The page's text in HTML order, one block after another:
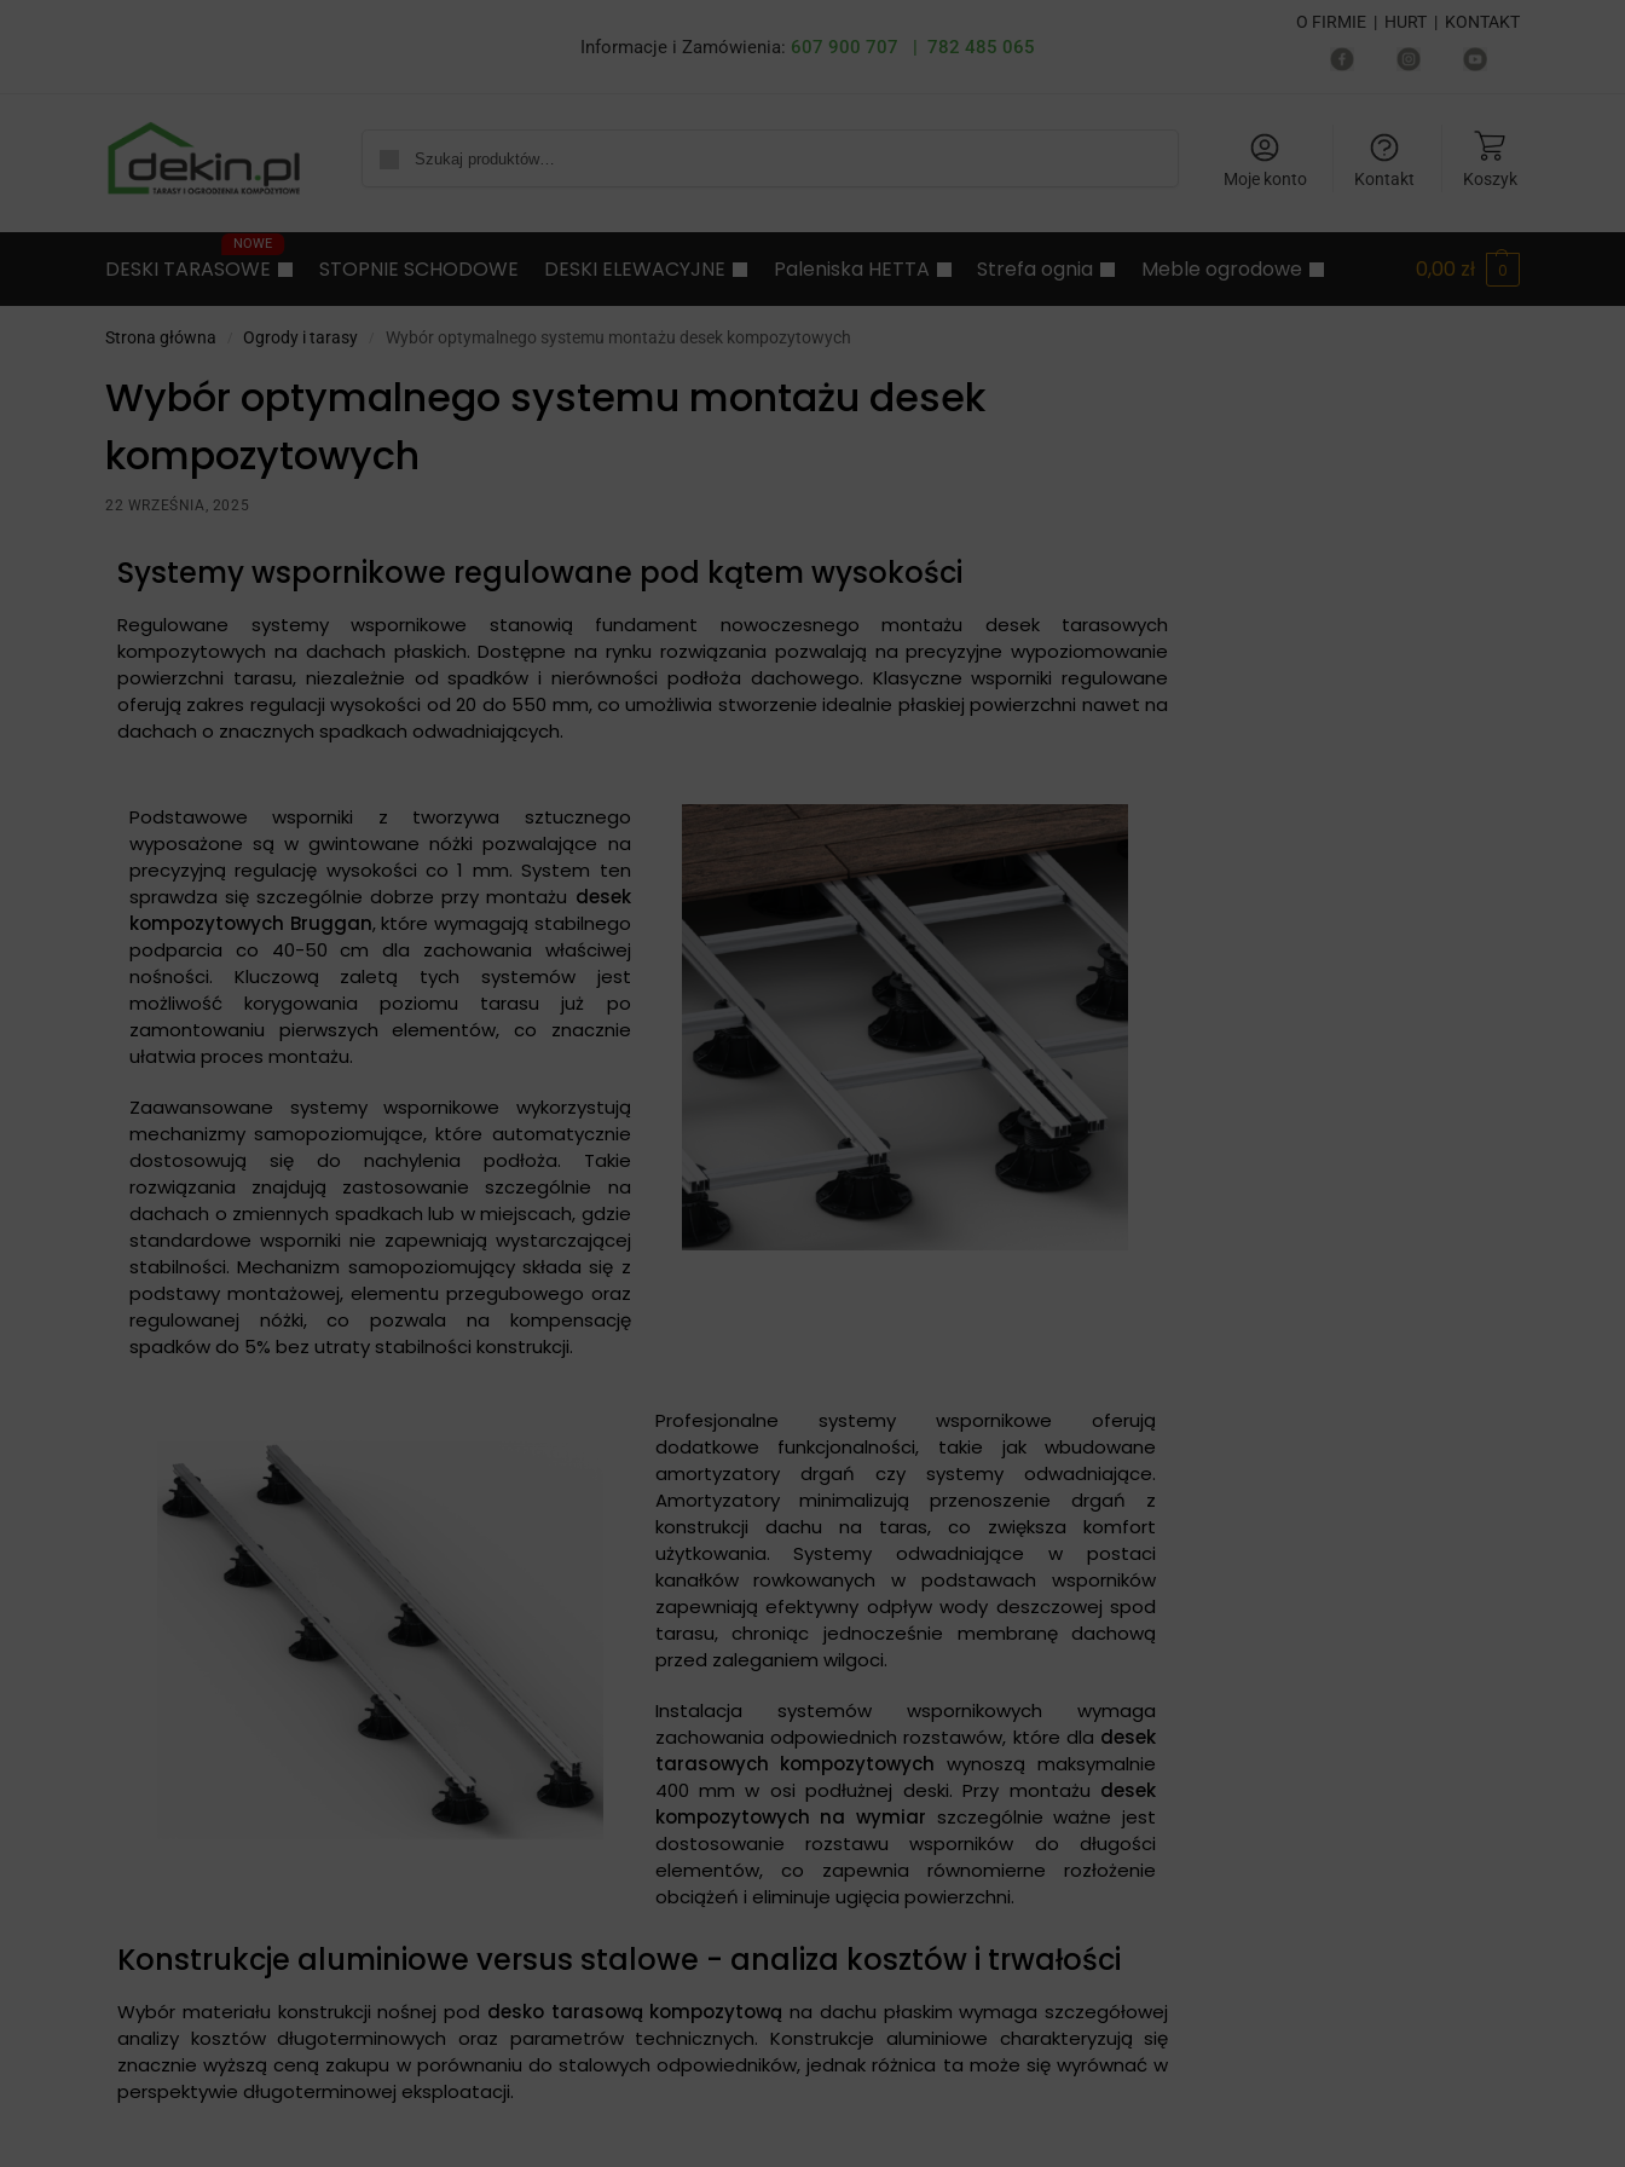
Informacje i Zamówienia: 607 900 707 | 782 485 065
O FIRMIE | HURT | KONTAKT
Moje konto Kontakt Koszyk
DESKI TARASOWE STOPNIE SCHODOWE DESKI ELEWACYJNE Paleniska HETTA Strefa ognia Meble ogrodowe 0,00 zł 0
Strona główna Ogrody i tarasy Wybór optymalnego systemu montażu desek kompozytowych
Wybór optymalnego systemu montażu desek
kompozytowych
22 WRZEŚNIA, 2025
Systemy wspornikowe regulowane pod kątem wysokości
Regulowane systemy wspornikowe stanowią fundament nowoczesnego montażu desek tarasowych
kompozytowych na dachach płaskich. Dostępne na rynku rozwiązania pozwalają na precyzyjne wypoziomowanie
powierzchni tarasu, niezależnie od spadków i nierówności podłoża dachowego. Klasyczne wsporniki regulowane
oferują zakres regulacji wysokości od 20 do 550 mm, co umożliwia stworzenie idealnie płaskiej powierzchni nawet na
dachach o znacznych spadkach odwadniających.
Podstawowe wsporniki z tworzywa sztucznego
wyposażone są w gwintowane nóżki pozwalające na
precyzyjną regulację wysokości co 1 mm. System ten
sprawdza się szczególnie dobrze przy montażu desek
kompozytowych Bruggan, które wymagają stabilnego
podparcia co 40-50 cm dla zachowania właściwej
nośności. Kluczową zaletą tych systemów jest
możliwość korygowania poziomu tarasu już po
zamontowaniu pierwszych elementów, co znacznie
ułatwia proces montażu.
Zaawansowane systemy wspornikowe wykorzystują
mechanizmy samopoziomujące, które automatycznie
dostosowują się do nachylenia podłoża. Takie
rozwiązania znajdują zastosowanie szczególnie na
dachach o zmiennych spadkach lub w miejscach, gdzie
standardowe wsporniki nie zapewniają wystarczającej
stabilności. Mechanizm samopoziomujący składa się z
podstawy montażowej, elementu przegubowego oraz
regulowanej nóżki, co pozwala na kompensację
spadków do 5% bez utraty stabilności konstrukcji.
Profesjonalne systemy wspornikowe oferują
dodatkowe funkcjonalności, takie jak wbudowane
amortyzatory drgań czy systemy odwadniające.
Amortyzatory minimalizują przenoszenie drgań z
konstrukcji dachu na taras, co zwiększa komfort
użytkowania. Systemy odwadniające w postaci
kanałków rowkowanych w podstawach wsporników
zapewniają efektywny odpływ wody deszczowej spod
tarasu, chroniąc jednocześnie membranę dachową
przed zaleganiem wilgoci.
Instalacja systemów wspornikowych wymaga
zachowania odpowiednich rozstawów, które dla desek
tarasowych kompozytowych wynoszą maksymalnie
400 mm w osi podłużnej deski. Przy montażu desek
kompozytowych na wymiar szczególnie ważne jest
dostosowanie rozstawu wsporników do długości
elementów, co zapewnia równomierne rozłożenie
obciążeń i eliminuje ugięcia powierzchni.
Konstrukcje aluminiowe versus stalowe - analiza kosztów i trwałości
Wybór materiału konstrukcji nośnej pod desko tarasową kompozytową na dachu płaskim wymaga szczegółowej
analizy kosztów długoterminowych oraz parametrów technicznych. Konstrukcje aluminiowe charakteryzują się
znacznie wyższą ceną zakupu w porównaniu do stalowych odpowiedników, jednak różnica ta może się wyrównać w
perspektywie długoterminowej eksploatacji.